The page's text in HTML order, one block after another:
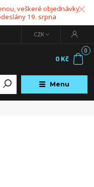
veškeré objednávky
19. srpna
Menu
CZK
0
0 Kč